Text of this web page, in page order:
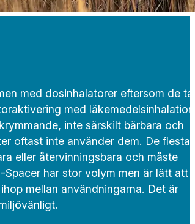
med dosinhalatorer eftersom de
med
inte särskilt bärbara och
oftast inte använder dem. De flesta
eller återvinningsbara och måste
har stor volym men är lätt att
mellan användningarna. Det är